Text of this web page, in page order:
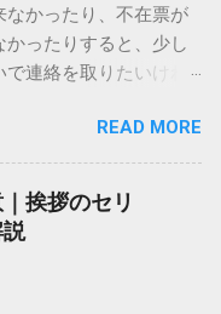
かったり、不在票が
ったりすると、少し
連絡を取りたいけれ
も多いはずです。 福山
しれませんが、個人
ます。大切なのは、
です。この記事で
連絡、再配達の依頼
できる方法を詳しく
READ MORE
挨拶のセリ